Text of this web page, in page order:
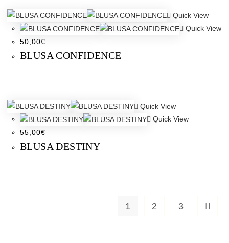
Quick View
Quick View
50,00€
BLUSA CONFIDENCE
Quick View
Quick View
55,00€
BLUSA DESTINY
1 2 3